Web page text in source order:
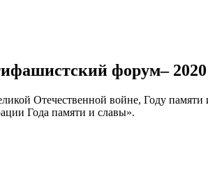
форум– 2020
Отечественной войне, Году
Года памяти и славы».